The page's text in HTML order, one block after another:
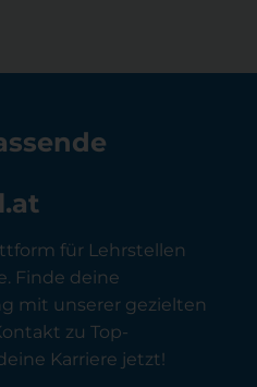
für Lehrstellen
Finde deine
mit unserer gezielten
zu Top-
Karriere jetzt!